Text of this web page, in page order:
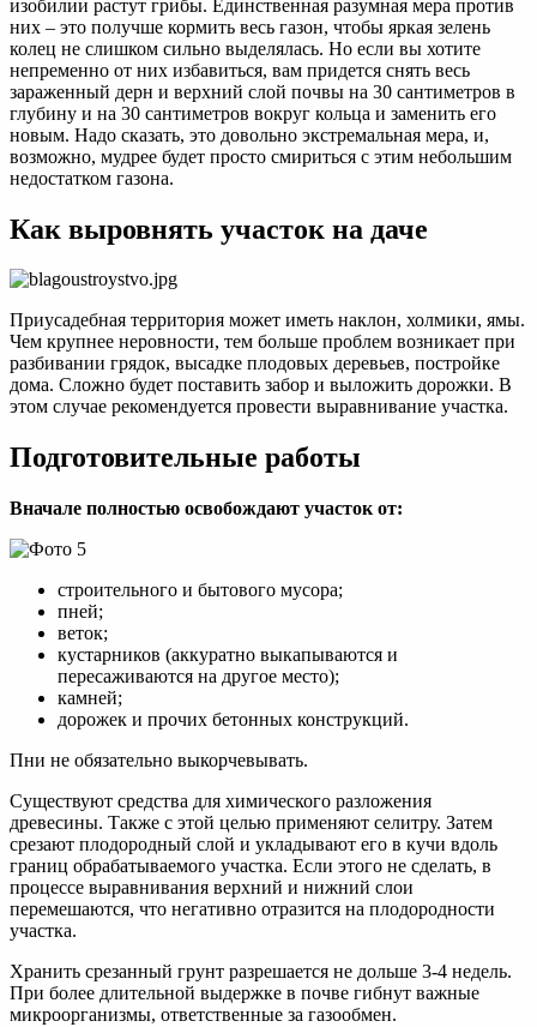
изобилии растут грибы. Единственная разумная мера против
них – это получше кормить весь газон, чтобы яркая зелень
колец не слишком сильно выделялась. Но если вы хотите
непременно от них избавиться, вам придется снять весь
зараженный дерн и верхний слой почвы на 30 сантиметров в
глубину и на 30 сантиметров вокруг кольца и заменить его
новым. Надо сказать, это довольно экстремальная мера, и,
возможно, мудрее будет просто смириться с этим небольшим
недостатком газона.
Как выровнять участок на даче
Приусадебная территория может иметь наклон, холмики, ямы.
Чем крупнее неровности, тем больше проблем возникает при
разбивании грядок, высадке плодовых деревьев, постройке
дома. Сложно будет поставить забор и выложить дорожки. В
этом случае рекомендуется провести выравнивание участка.
Подготовительные работы
Вначале полностью освобождают участок от:
строительного и бытового мусора;
пней;
веток;
кустарников (аккуратно выкапываются и
пересаживаются на другое место);
камней;
дорожек и прочих бетонных конструкций.
Пни не обязательно выкорчевывать.
Существуют средства для химического разложения
древесины. Также с этой целью применяют селитру. Затем
срезают плодородный слой и укладывают его в кучи вдоль
границ обрабатываемого участка. Если этого не сделать, в
процессе выравнивания верхний и нижний слои
перемешаются, что негативно отразится на плодородности
участка.
Хранить срезанный грунт разрешается не дольше 3-4 недель.
При более длительной выдержке в почве гибнут важные
микроорганизмы, ответственные за газообмен.